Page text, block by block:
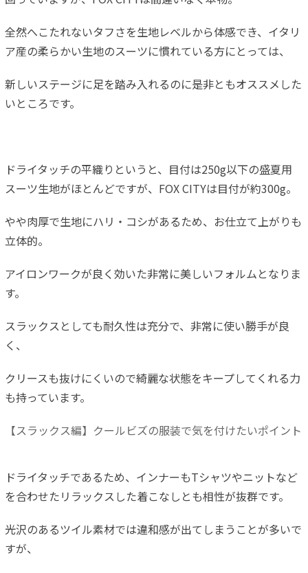
全然へこたれないタフさを生地レベルから体感でき、イタリ
ア産の柔らかい生地のスーツに慣れている方にとっては、
新しいステージに足を踏み入れるのに是非ともオススメした
いところです。
ドライタッチの平織りというと、目付は250g以下の盛夏用
スーツ生地がほとんどですが、FOX CITYは目付が約300g。
やや肉厚で生地にハリ・コシがあるため、お仕立て上がりも
立体的。
アイロンワークが良く効いた非常に美しいフォルムとなりま
す。
スラックスとしても耐久性は充分で、非常に使い勝手が良
く、
クリースも抜けにくいので綺麗な状態をキープしてくれる力
も持っています。
【スラックス編】クールビズの服装で気を付けたいポイント
ドライタッチであるため、インナーもTシャツやニットなど
を合わせたリラックスした着こなしとも相性が抜群です。
光沢のあるツイル素材では違和感が出てしまうことが多いで
すが、